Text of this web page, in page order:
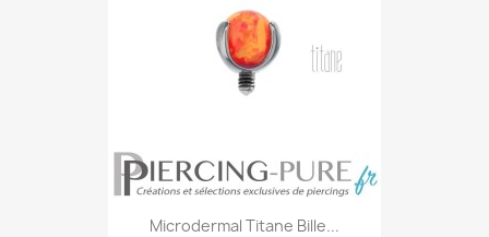
Microdermal Titane Bille...